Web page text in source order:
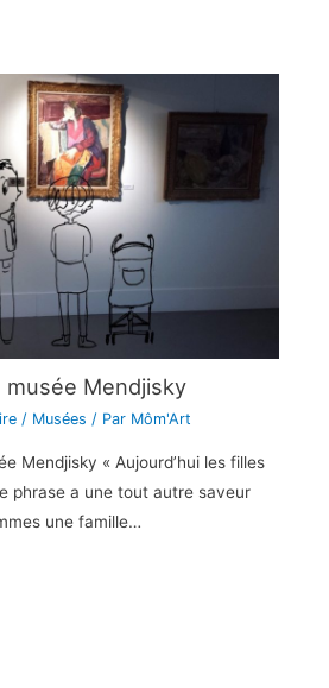
Mendjisky
/ Musées / Par Môm'Art
Mendjisky « Aujourd’hui les filles
phrase a une tout autre saveur
une famille…